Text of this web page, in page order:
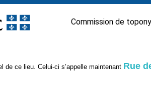
Commission de
de ce lieu. Celui-ci s’appelle maintenant Rue